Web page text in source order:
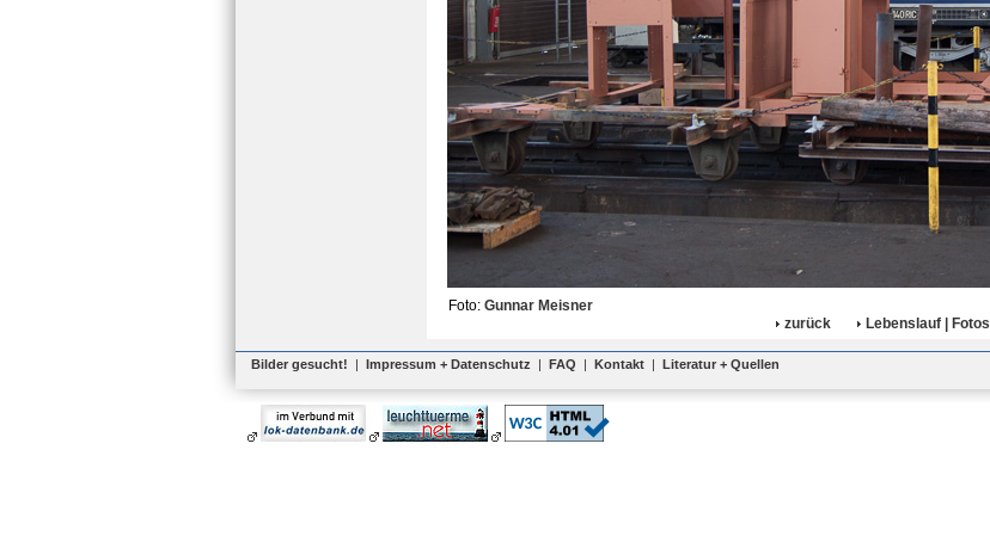
Foto: Gunnar Meisner
zurück
Lebenslauf | Fotos
Bilder gesucht! | Impressum + Datenschutz | FAQ | Kontakt | Literatur + Quellen